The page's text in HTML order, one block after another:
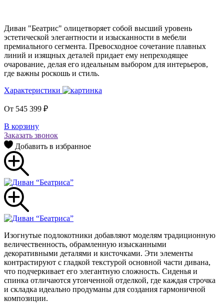
Диван "Беатрис" олицетворяет собой высший уровень
эстетической элегантности и изысканности в мебели
премиального сегмента. Превосходное сочетание плавных
линий и изящных деталей придает ему непреходящее
очарование, делая его идеальным выбором для интерьеров,
где важны роскошь и стиль.
Характеристики
От 545 399 ₽
В корзину
Заказать звонок
Добавить в избранное
Изогнутые подлокотники добавляют моделям традиционную
величественность, обрамленную изысканными
декоративными деталями и кисточками. Эти элементы
контрастируют с гладкой текстурой основной части дивана,
что подчеркивает его элегантную сложность. Сиденья и
спинка отличаются утонченной отделкой, где каждая строчка
и складка идеально продуманы для создания гармоничной
композиции.